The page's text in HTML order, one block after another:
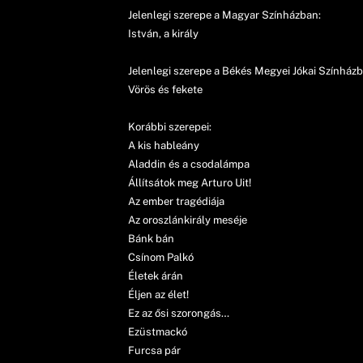
Jelenlegi szerepe a Magyar Színházban:
István, a király
Jelenlegi szerepe a Békés Megyei Jókai
Vörös és fekete
Korábbi szerepei:
A kis hableány
Aladdin és a csodalámpa
Állítsátok meg Arturo Uit!
Az ember tragédiája
Az oroszlánkirály meséje
Bánk bán
Csínom Palkó
Életek árán
Éljen az élet!
Ez az ősi szorongás…
Ezüstmackó
Furcsa pár